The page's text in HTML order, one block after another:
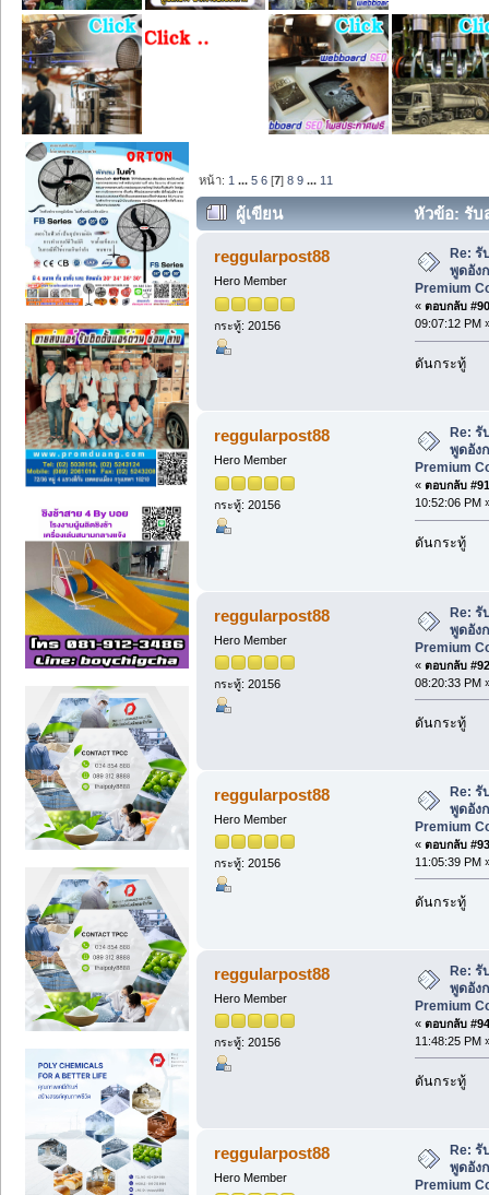
หน้า: 1 ...5 6 [7]8 9 ... 11
ผู้เขียน
หัวข้อ: รับ
ใหม่ Premium Course 40 ชั่วโมง (อ่าน
reggularpost88
Hero Member
กระทู้: 20156
Re:
พูดอัง
Premium
« ตอบกลับ
09:07:12 PM
ดันกระทู้
reggularpost88
Hero Member
กระทู้: 20156
Re:
พูดอัง
Premium
« ตอบกลับ
10:52:06 PM
ดันกระทู้
reggularpost88
Hero Member
กระทู้: 20156
Re: รั
พูดอัง
Premium
« ตอบกลับ
08:20:33 PM
ดันกระทู้
reggularpost88
Hero Member
กระทู้: 20156
Re: รั
พูดอัง
Premium
« ตอบกลับ
11:05:39 PM
ดันกระทู้
reggularpost88
Hero Member
กระทู้: 20156
Re:
พูดอัง
Premium
« ตอบกลับ
11:48:25 PM
ดันกระทู้
reggularpost88
Hero Member
Re:
พูดอัง
Premium